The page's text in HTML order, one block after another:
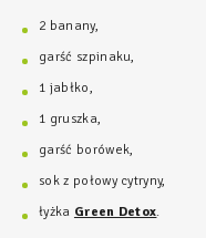
2 banany,
garść szpinaku,
1 jabłko,
1 gruszka,
garść borówek,
sok z połowy cytryny,
łyżka Green Detox.